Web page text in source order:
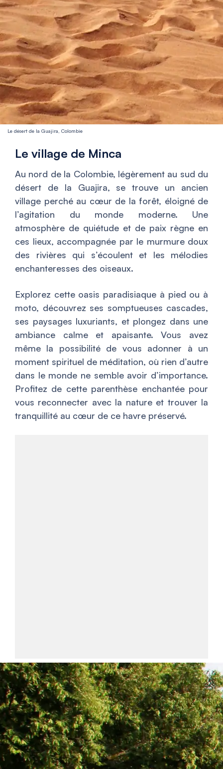
Le désert de la Guajira, Colombie
Le village de Minca
Au nord de la Colombie, légèrement au sud du
désert de la Guajira, se trouve un ancien
village perché au cœur de la forêt, éloigné de
l’agitation du monde moderne. Une
atmosphère de quiétude et de paix règne en
ces lieux, accompagnée par le murmure doux
des rivières qui s’écoulent et les mélodies
enchanteresses des oiseaux.
Explorez cette oasis paradisiaque à pied ou à
moto, découvrez ses somptueuses cascades,
ses paysages luxuriants, et plongez dans une
ambiance calme et apaisante. Vous avez
même la possibilité de vous adonner à un
moment spirituel de méditation, où rien d’autre
dans le monde ne semble avoir d’importance.
Profitez de cette parenthèse enchantée pour
vous reconnecter avec la nature et trouver la
tranquillité au cœur de ce havre préservé.